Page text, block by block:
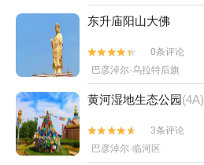
东升庙阳山大佛


0条评论
巴彦淖尔·乌拉特后旗
黄河湿地生态公园(4A)


3条评论
巴彦淖尔·临河区